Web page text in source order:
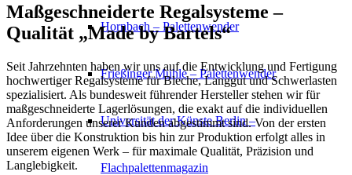
Hornbach – Palettenwender
Frießinger Mühle – Palettenwender
Universität der Künste Berlin –
Flachpalettenmagazin
Maßgeschneiderte Regalsysteme –
Qualität „Made by Bartels“
Seit Jahrzehnten haben wir uns auf die Entwicklung und Fertigung
hochwertiger Regalsysteme für Bleche, Langgut und Schwerlasten
spezialisiert. Als bundesweit führender Hersteller stehen wir für
maßgeschneiderte Lagerlösungen, die exakt auf die individuellen
Anforderungen unserer Kunden abgestimmt sind. Von der ersten
Idee über die Konstruktion bis hin zur Produktion erfolgt alles in
unserem eigenen Werk – für maximale Qualität, Präzision und
Langlebigkeit.